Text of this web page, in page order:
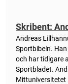
Skribent:
Andreas
Sportbibeln.
och har tidigare
Sportbladet.
Mittuniversitetet